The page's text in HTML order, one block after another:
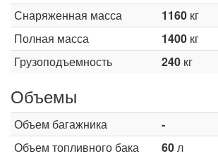
Снаряженная масса 1160 кг
Полная масса
1400 кг
Грузоподъемность
240 кг
Объемы
Объем багажника
-
Объем топливного бака
60л